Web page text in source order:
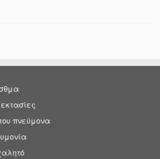
πνεύμονα